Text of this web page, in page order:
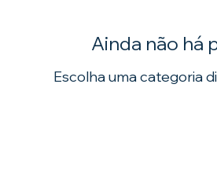
Ainda não há
Escolha uma categoria